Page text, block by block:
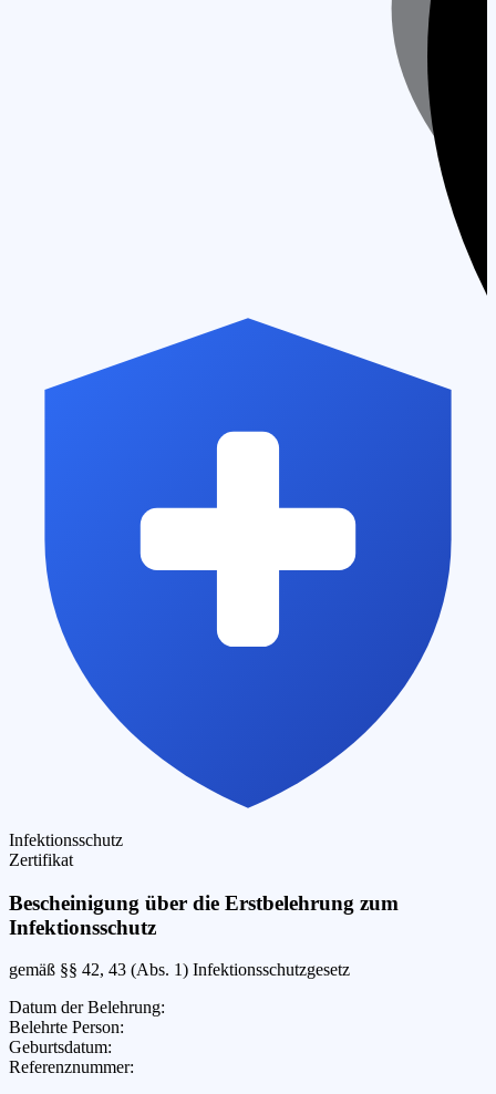
Infektionsschutz
Zertifikat
Bescheinigung über die Erstbelehrung zum
Infektionsschutz
gemäß §§ 42, 43 (Abs. 1) Infektionsschutzgesetz
Datum der Belehrung:
Belehrte Person:
Geburtsdatum:
Referenznummer: